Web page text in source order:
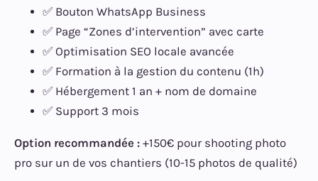
✅ Bouton WhatsApp Business
✅ Page “Zones d’intervention” avec carte
✅ Optimisation SEO locale avancée
✅ Formation à la gestion du contenu (1h)
✅ Hébergement 1 an + nom de domaine
✅ Support 3 mois
Option recommandée : +150€ pour shooting photo
pro sur un de vos chantiers (10-15 photos de qualité)